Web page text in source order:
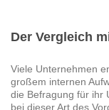
Der Vergleich
Viele Unternehmen
großem internen
die Befragung für ihr
bei dieser Art des